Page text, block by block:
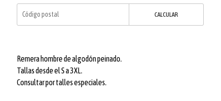
CALCULAR
Remera hombre de algodón peinado.
Tallas desde el S a 3XL.
Consultar por talles especiales.